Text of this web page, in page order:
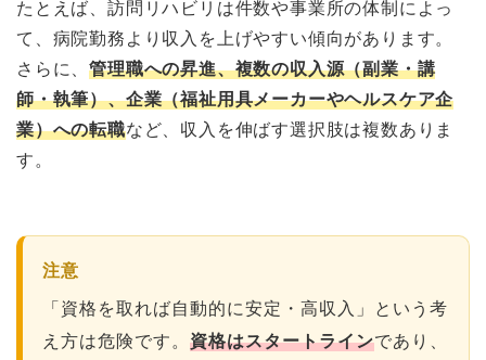
たとえば、訪問リハビリは件数や事業所の体制によっ
て、病院勤務より収入を上げやすい傾向があります。
さらに、管理職への昇進、複数の収入源（副業・講
師・執筆）、企業（福祉用具メーカーやヘルスケア企
業）への転職など、収入を伸ばす選択肢は複数ありま
す。
注意
「資格を取れば自動的に安定・高収入」という考
え方は危険です。 資格はスタートラインであり、